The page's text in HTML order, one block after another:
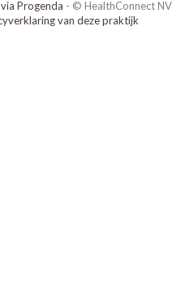
Progenda - © HealthConnect NV
van deze praktijk